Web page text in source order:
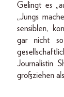
Gelingt es
„Jungs
sensiblen,
gar nicht
Journalistin
großziehen